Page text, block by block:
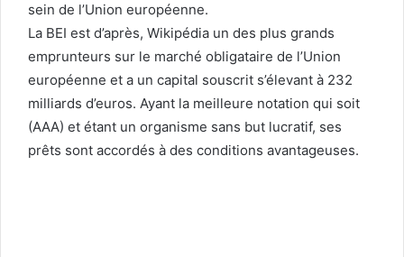
sein de l’Union européenne.
La BEI est d’après, Wikipédia un des plus grands
emprunteurs sur le marché obligataire de l’Union
européenne et a un capital souscrit s’élevant à 232
milliards d’euros. Ayant la meilleure notation qui soit
(AAA) et étant un organisme sans but lucratif, ses
prêts sont accordés à des conditions avantageuses.